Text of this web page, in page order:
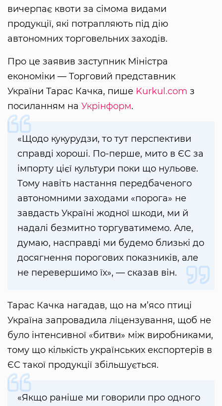
вичерпає квоти за сімома видами
продукції, які потрапляють під дію
автономних торговельних заходів.
Про це заявив заступник Міністра
економіки — Торговий представник
України Тарас Качка, пише Kurkul.com з
посиланням на Укрінформ.
«Щодо кукурудзи, то тут перспективи
справді хороші. По-перше, мито в ЄС за
імпорту цієї культури поки що нульове.
Тому навіть настання передбаченого
автономними заходами «порога» не
завдасть Україні жодної шкоди, ми й
надалі безмитно торгуватимемо. Але,
думаю, насправді ми будемо близькі до
досягнення порогових показників, але
не перевершимо їх», — сказав він.
Тарас Качка нагадав, що на м’ясо птиці
Україна запровадила ліцензування, щоб не
було інтенсивної «битви» між виробниками,
тому що кількість українських експортерів в
ЄС такої продукції збільшується.
«Якщо раніше ми говорили про одного